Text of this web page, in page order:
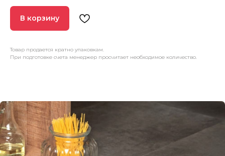
В корзину
Товар продается кратно упаковкам.
При подготовке счета менеджер просчитает необходимое количество.